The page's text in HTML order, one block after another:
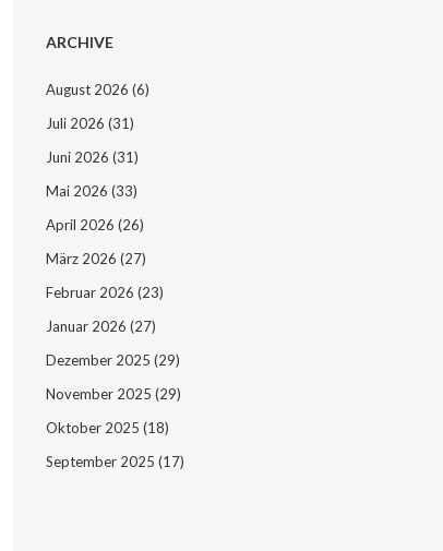
ARCHIVE
August 2026 (6)
Juli 2026 (31)
Juni 2026 (31)
Mai 2026 (33)
April 2026 (26)
März 2026 (27)
Februar 2026 (23)
Januar 2026 (27)
Dezember 2025 (29)
November 2025 (29)
Oktober 2025 (18)
September 2025 (17)